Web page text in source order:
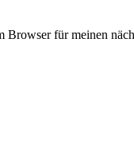
für meinen